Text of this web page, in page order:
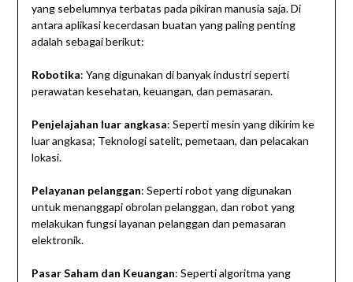
yang sebelumnya terbatas pada pikiran manusia saja. Di
antara aplikasi kecerdasan buatan yang paling penting
adalah sebagai berikut:
Robotika: Yang digunakan di banyak industri seperti
perawatan kesehatan, keuangan, dan pemasaran.
Penjelajahan luar angkasa: Seperti mesin yang dikirim ke
luar angkasa; Teknologi satelit, pemetaan, dan pelacakan
lokasi.
Pelayanan pelanggan: Seperti robot yang digunakan
untuk menanggapi obrolan pelanggan, dan robot yang
melakukan fungsi layanan pelanggan dan pemasaran
elektronik.
Pasar Saham dan Keuangan: Seperti algoritma yang